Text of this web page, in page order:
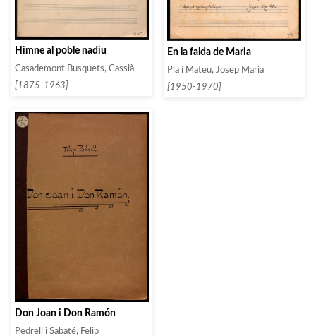
Himne al poble nadiu
Casademont Busquets, Cassià
[1875-1963]
En la falda de Maria
Pla i Mateu, Josep Maria
[1950-1970]
Don Joan i Don Ramón
Pedrell i Sabaté, Felip